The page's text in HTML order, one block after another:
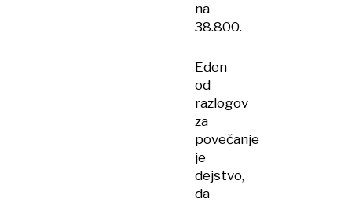
na
38.800.
Eden
od
razlogov
za
povečanje
je
dejstvo,
da